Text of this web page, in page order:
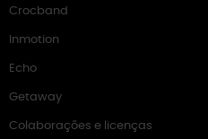
Crocband
Inmotion
Echo
Getaway
Colaborações e licenças